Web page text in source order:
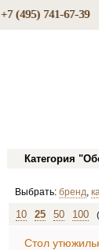
+7 (495) 741-67-39
Категория
Выбрать:бренд,
10 25 50 100
Стол